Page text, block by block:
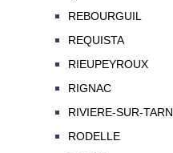
REBOURGUIL
REQUISTA
RIEUPEYROUX
RIGNAC
RIVIERE-SUR-TARN
RODELLE